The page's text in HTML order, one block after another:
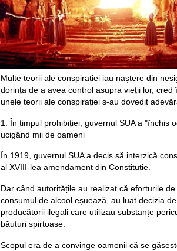
Multe teorii ale conspirației iau naștere din
dorința de a avea control asupra vieții lor, cred
unele teorii ale conspirației s-au dovedit
1. În timpul prohibiției, guvernul SUA a "închis
ucigând mii de oameni
În 1919, guvernul SUA a decis să interzică
al XVIII-lea amendament din Constituție.
Dar când autoritățile au realizat că eforturile
consumul de alcool eșuează, au luat decizia
producătorii ilegali care utilizau substanțe
băuturi spirtoase.
Scopul era de a convinge oamenii că se